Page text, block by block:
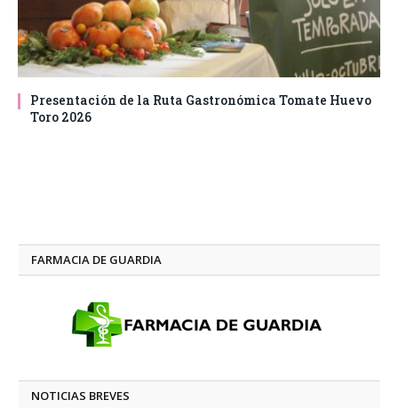
Presentación de la Ruta Gastronómica Tomate Huevo
Toro 2026
FARMACIA DE GUARDIA
NOTICIAS BREVES